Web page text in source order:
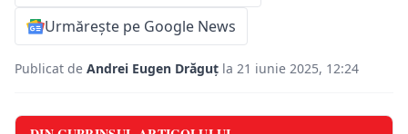
Urmărește pe Google News
Publicat de Andrei Eugen Drăguț la 21 iunie 2025, 12:24